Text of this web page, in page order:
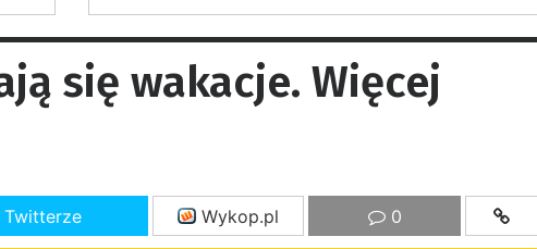
się wakacje. Więcej
Wykop.pl 0